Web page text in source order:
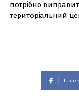
потрібно
територіальний